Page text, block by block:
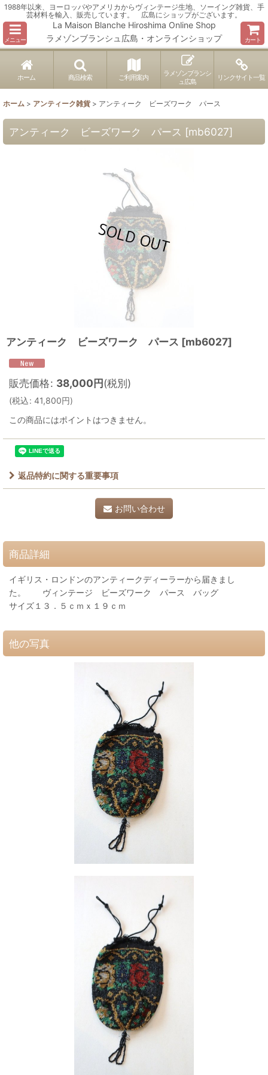
1988年以来、ヨーロッパやアメリカからヴィンテージ生地、ソーイング雑貨、手
芸材料を輸入、販売しています。 広島にショップがございます。
メニュー
La Maison Blanche Hiroshima Online Shop
ラメゾンブランシュ広島・オンラインショップ
カート
ホーム 商品検索 ご利用案内
ラメゾンブランシ
ュ広島
リンクサイト一覧
ホーム > アンティーク雑貨 > アンティーク ビーズワーク パース
アンティーク ビーズワーク パース [mb6027]
アンティーク ビーズワーク パース [mb6027]
販売価格: 38,000円(税別)
(税込: 41,800円)
この商品にはポイントはつきません。
返品特約に関する重要事項
お問い合わせ
商品詳細
イギリス・ロンドンのアンティークディーラーから届きまし
た。 ヴィンテージ ビーズワーク パース バッグ
サイズ１３．５ｃｍｘ１９ｃｍ
他の写真